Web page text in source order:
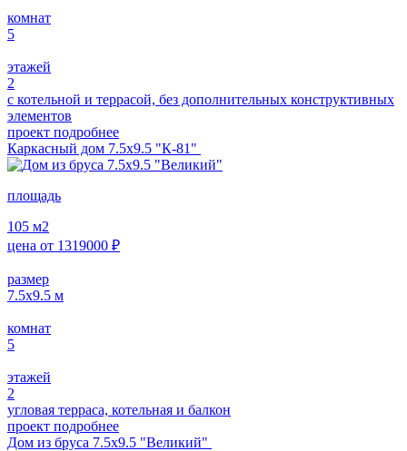
комнат
5
этажей
2
с котельной и террасой, без дополнительных конструктивных
элементов
проект подробнее
Каркасный дом 7.5х9.5 "К-81"
площадь
105 м2
цена от 1319000 ₽
размер
7.5х9.5 м
комнат
5
этажей
2
угловая терраса, котельная и балкон
проект подробнее
Дом из бруса 7.5х9.5 "Великий"